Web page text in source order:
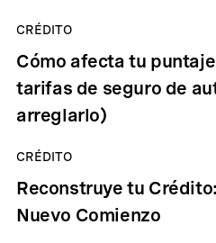
CRÉDITO
Cómo afecta tu
tarifas de seguro de
arreglarlo)
CRÉDITO
Reconstruye tu
Nuevo Comienzo